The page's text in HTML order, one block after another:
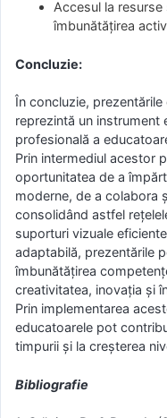
Accesul la
îmbunătățirea
Concluzie:
În concluzie,
reprezintă un instrument
profesională a
Prin intermediul acestor
oportunitatea de a
moderne, de a colabora
consolidând astfel
suporturi vizuale
adaptabilă, prezentările
îmbunătățirea
creativitatea, inovația și
Prin implementarea
educatoarele pot
timpurii și la creșterea
Bibliografie